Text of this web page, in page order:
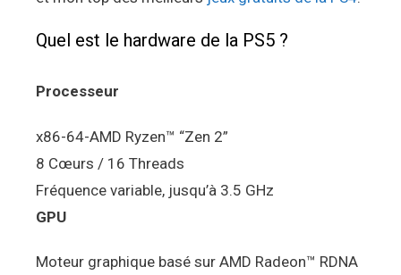
Quel est le hardware de la PS5 ?
Processeur
x86-64-AMD Ryzen™ “Zen 2”
8 Cœurs / 16 Threads
Fréquence variable, jusqu’à 3.5 GHz
GPU
Moteur graphique basé sur AMD Radeon™ RDNA